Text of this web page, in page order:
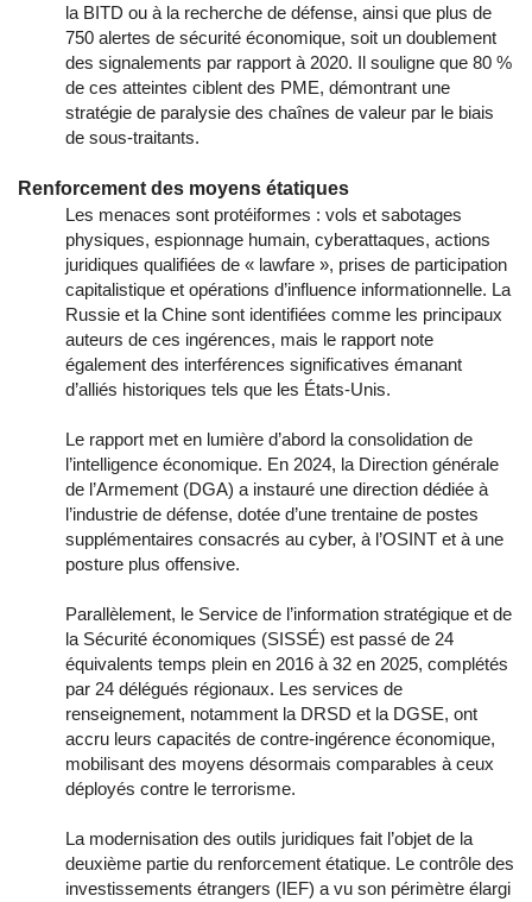
la BITD ou à la recherche de défense, ainsi que plus de
750 alertes de sécurité économique, soit un doublement
des signalements par rapport à 2020. Il souligne que 80 %
de ces atteintes ciblent des PME, démontrant une
stratégie de paralysie des chaînes de valeur par le biais
de sous-traitants.
Renforcement des moyens étatiques
Les menaces sont protéiformes : vols et sabotages
physiques, espionnage humain, cyberattaques, actions
juridiques qualifiées de « lawfare », prises de participation
capitalistique et opérations d’influence informationnelle. La
Russie et la Chine sont identifiées comme les principaux
auteurs de ces ingérences, mais le rapport note
également des interférences significatives émanant
d’alliés historiques tels que les États-Unis.
Le rapport met en lumière d’abord la consolidation de
l’intelligence économique. En 2024, la Direction générale
de l’Armement (DGA) a instauré une direction dédiée à
l’industrie de défense, dotée d’une trentaine de postes
supplémentaires consacrés au cyber, à l’OSINT et à une
posture plus offensive.
Parallèlement, le Service de l’information stratégique et de
la Sécurité économiques (SISSÉ) est passé de 24
équivalents temps plein en 2016 à 32 en 2025, complétés
par 24 délégués régionaux. Les services de
renseignement, notamment la DRSD et la DGSE, ont
accru leurs capacités de contre-ingérence économique,
mobilisant des moyens désormais comparables à ceux
déployés contre le terrorisme.
La modernisation des outils juridiques fait l’objet de la
deuxième partie du renforcement étatique. Le contrôle des
investissements étrangers (IEF) a vu son périmètre élargi